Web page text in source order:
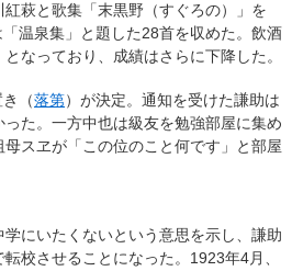
萩と歌集「末黒野（すぐろの）」を
温泉集」と題した28首を収めた。飲酒
となっており、成績はさらに下降した。
（落第）が決定。通知を受けた謙助は
た。一方中也は級友を勉強部屋に集め
スヱが「この位のこと何です」と部屋
にいたくないという意思を示し、謙助
校させることになった。1923年4月、